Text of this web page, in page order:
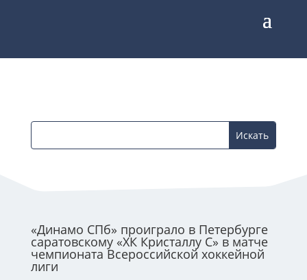
«Динамо СПб» проиграло в Петербурге
саратовскому «ХК Кристаллу С» в матче
чемпионата Всероссийской хоккейной
лиги